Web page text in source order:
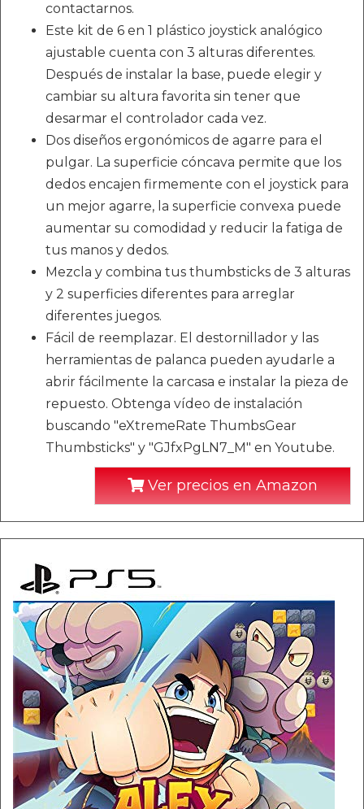
contactarnos.
Este kit de 6 en 1 plástico joystick analógico
ajustable cuenta con 3 alturas diferentes.
Después de instalar la base, puede elegir y
cambiar su altura favorita sin tener que
desarmar el controlador cada vez.
Dos diseños ergonómicos de agarre para el
pulgar. La superficie cóncava permite que los
dedos encajen firmemente con el joystick para
un mejor agarre, la superficie convexa puede
aumentar su comodidad y reducir la fatiga de
tus manos y dedos.
Mezcla y combina tus thumbsticks de 3 alturas
y 2 superficies diferentes para arreglar
diferentes juegos.
Fácil de reemplazar. El destornillador y las
herramientas de palanca pueden ayudarle a
abrir fácilmente la carcasa e instalar la pieza de
repuesto. Obtenga vídeo de instalación
buscando "eXtremeRate ThumbsGear
Thumbsticks" y "GJfxPgLN7_M" en Youtube.
Ver precios en Amazon